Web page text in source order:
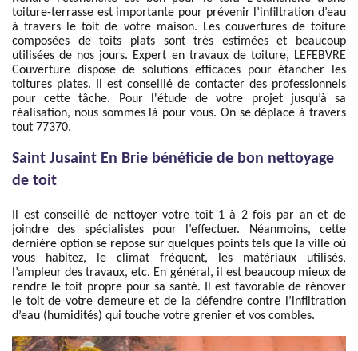
toiture-terrasse est importante pour prévenir l’infiltration d’eau
à travers le toit de votre maison. Les couvertures de toiture
composées de toits plats sont très estimées et beaucoup
utilisées de nos jours. Expert en travaux de toiture, LEFEBVRE
Couverture dispose de solutions efficaces pour étancher les
toitures plates. Il est conseillé de contacter des professionnels
pour cette tâche. Pour l'étude de votre projet jusqu’à sa
réalisation, nous sommes là pour vous. On se déplace à travers
tout 77370.
Saint Jusaint En Brie bénéficie de bon nettoyage
de toit
Il est conseillé de nettoyer votre toit 1 à 2 fois par an et de
joindre des spécialistes pour l’effectuer. Néanmoins, cette
dernière option se repose sur quelques points tels que la ville où
vous habitez, le climat fréquent, les matériaux utilisés,
l’ampleur des travaux, etc. En général, il est beaucoup mieux de
rendre le toit propre pour sa santé. Il est favorable de rénover
le toit de votre demeure et de la défendre contre l’infiltration
d’eau (humidités) qui touche votre grenier et vos combles.